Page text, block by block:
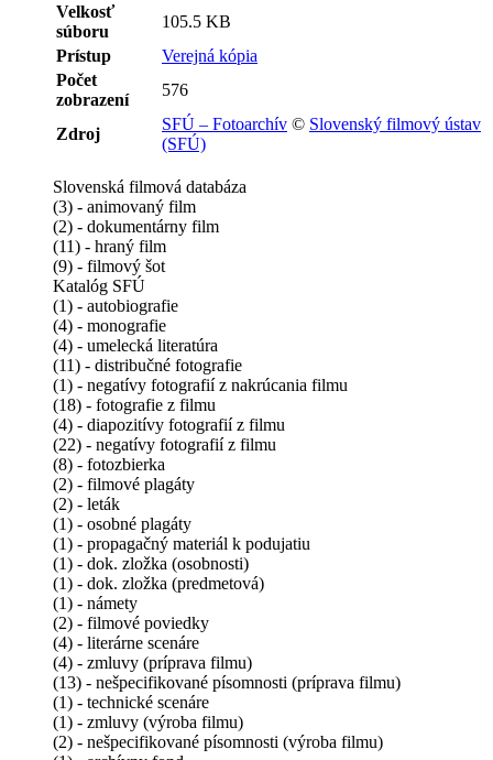
Velkosť
súboru
105.5 KB
Prístup
Verejná kópia
Počet
zobrazení
576
Zdroj
SFÚ – Fotoarchív © Slovenský filmový ústav
(SFÚ)
Slovenská filmová databáza
(3) - animovaný film
(2) - dokumentárny film
(11) - hraný film
(9) - filmový šot
Katalóg SFÚ
(1) - autobiografie
(4) - monografie
(4) - umelecká literatúra
(11) - distribučné fotografie
(1) - negatívy fotografií z nakrúcania filmu
(18) - fotografie z filmu
(4) - diapozitívy fotografií z filmu
(22) - negatívy fotografií z filmu
(8) - fotozbierka
(2) - filmové plagáty
(2) - leták
(1) - osobné plagáty
(1) - propagačný materiál k podujatiu
(1) - dok. zložka (osobnosti)
(1) - dok. zložka (predmetová)
(1) - námety
(2) - filmové poviedky
(4) - literárne scenáre
(4) - zmluvy (príprava filmu)
(13) - nešpecifikované písomnosti (príprava filmu)
(1) - technické scenáre
(1) - zmluvy (výroba filmu)
(2) - nešpecifikované písomnosti (výroba filmu)